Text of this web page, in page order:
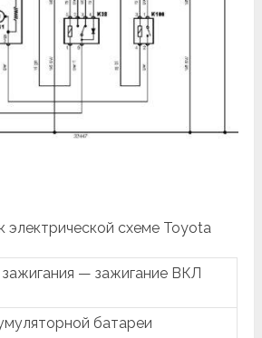
электрической схеме Toyota
— зажигание ВКЛ
батареи